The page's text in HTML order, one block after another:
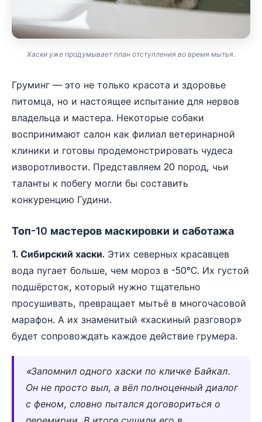
Хаски уже продумывает план отступления во время мытья.
Груминг — это не только красота и здоровье
питомца, но и настоящее испытание для нервов
владельца и мастера. Некоторые собаки
воспринимают салон как филиал ветеринарной
клиники и готовы продемонстрировать чудеса
изворотливости. Представляем 20 пород, чьи
таланты к побегу могли бы составить
конкуренцию Гудини.
Топ-10 мастеров маскировки и саботажа
1. Сибирский хаски. Этих северных красавцев
вода пугает больше, чем мороз в -50°C. Их густой
подшёрсток, который нужно тщательно
просушивать, превращает мытьё в многочасовой
марафон. А их знаменитый «хаскиный разговор»
будет сопровождать каждое действие грумера.
«Запомнил одного хаски по кличке Байкал.
Он не просто выл, а вёл полноценный диалог
с феном, словно пытался договориться о